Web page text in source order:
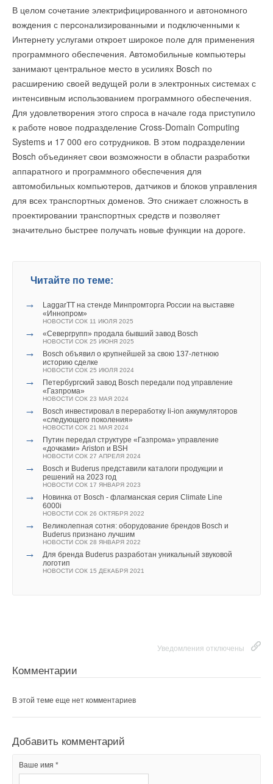
В целом сочетание электрифицированного и автономного
вождения с персонализированными и подключенными к
Интернету услугами откроет широкое поле для применения
программного обеспечения. Автомобильные компьютеры
занимают центральное место в усилиях Bosch по
расширению своей ведущей роли в электронных системах с
интенсивным использованием программного обеспечения.
Для удовлетворения этого спроса в начале года приступило
к работе новое подразделение Cross-Domain Computing
Systems и 17 000 его сотрудников. В этом подразделении
Bosch объединяет свои возможности в области разработки
аппаратного и программного обеспечения для
автомобильных компьютеров, датчиков и блоков управления
для всех транспортных доменов. Это снижает сложность в
проектировании транспортных средств и позволяет
значительно быстрее получать новые функции на дороге.
Читайте по теме:
→
LaggarTT на стенде Минпромторга России на выставке
«Иннопром»
НОВОСТИ СОК 11 ИЮЛЯ 2025
→ «Севергрупп» продала бывший завод Bosch
НОВОСТИ СОК 25 ИЮНЯ 2025
→
Bosch объявил о крупнейшей за свою 137-летнюю
историю сделке
НОВОСТИ СОК 25 ИЮЛЯ 2024
→
Петербургский завод Bosch передали под управление
«Газпрома»
НОВОСТИ СОК 23 МАЯ 2024
→
Bosch инвестировал в переработку li-ion аккумуляторов
«следующего поколения»
НОВОСТИ СОК 21 МАЯ 2024
→
Путин передал структуре «Газпрома» управление
«дочками» Ariston и BSH
НОВОСТИ СОК 27 АПРЕЛЯ 2024
→
Bоsch и Buderus представили каталоги продукции и
решений на 2023 год
НОВОСТИ СОК 17 ЯНВАРЯ 2023
→
Новинка от Bosch - флагманская серия Climate Line
6000i
НОВОСТИ СОК 26 ОКТЯБРЯ 2022
→
Великолепная сотня: оборудование брендов Bosch и
Buderus признано лучшим
НОВОСТИ СОК 28 ЯНВАРЯ 2022
→
Для бренда Buderus разработан уникальный звуковой
логотип
НОВОСТИ СОК 15 ДЕКАБРЯ 2021
Уведомления отключены
Комментарии
В этой теме еще нет комментариев
Добавить комментарий
Ваше имя *